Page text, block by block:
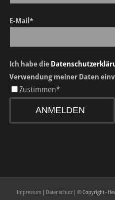
E-Mail*
Ich habe die
Verwendung meiner Daten
Zustimmen*
ANMELDEN
Impressum | Datenschutz| © Copyright -